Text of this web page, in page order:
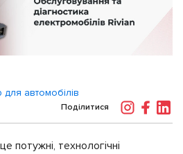
автомобілів
Поділитися
потужні, технологічні